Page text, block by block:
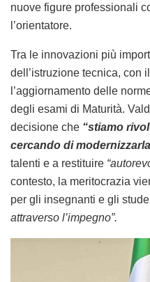
nuove figure professionali
l’orientatore.
Tra le innovazioni più
dell’istruzione tecnica, con
l’aggiornamento delle
degli esami di Maturità.
decisione che “stiamo
cercando di
talenti e a restituire
contesto, la meritocrazia
per gli insegnanti e gli
attraverso l’impegno”.